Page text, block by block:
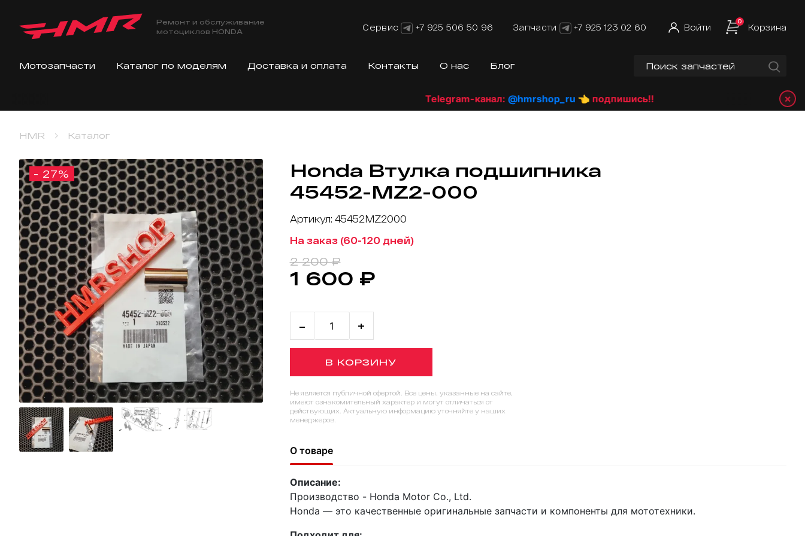
Ремонт и обслуживание
мотоциклов HONDA
Сервис +7 925 506 50 96 Запчасти +7 925 123 02 60 Войти
0
Корзина
Мотозапчасти Каталог по моделям Доставка и оплата Контакты О нас Блог
Telegram-канал:@hmrshop_ru👈 подпишись!! ×
HMR Каталог
- 27%
Honda Втулка подшипника
45452-MZ2-000
Артикул: 45452MZ2000
На заказ (60-120 дней)
2 200 ₽
1 600 ₽
- +
В КОРЗИНУ
Не является публичной офертой. Все цены, указанные на сайте,
имеют ознакомительный характер и могут отличаться от
действующих. Актуальную информацию уточняйте у наших
менеджеров.
О товаре
Описание:
Производство - Honda Motor Co., Ltd.
Honda — это качественные оригинальные запчасти и компоненты для мототехники.